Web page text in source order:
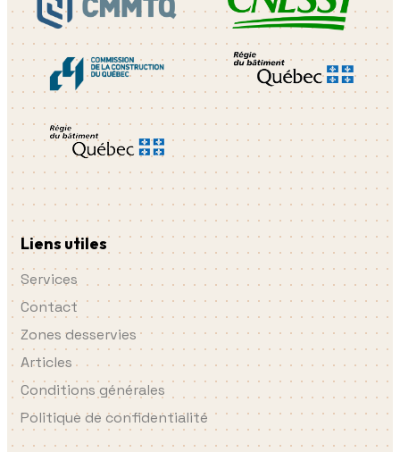
Liens utiles
Services
Contact
Zones desservies
Articles
Conditions générales
Politique de confidentialité